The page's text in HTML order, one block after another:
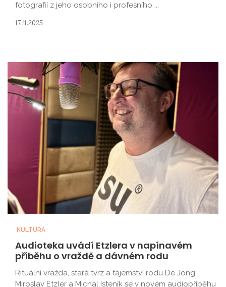
fotografií z jeho osobního i profesního ...
17.11.2025
KULTURA
Audioteka uvádí Etzlera v napínavém
příběhu o vraždě a dávném rodu
Rituální vražda, stará tvrz a tajemství rodu De Jong.
Miroslav Etzler a Michal Isteník se v novém audiopříběhu